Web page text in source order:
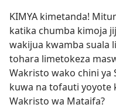
KIMYA kimetanda!
katika chumba kimoja
wakijua kwamba suala
tohara limetokeza
Wakristo wako chini ya
kuwa na tofauti yoyote
Wakristo wa Mataifa?